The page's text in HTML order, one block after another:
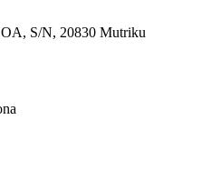
S/N, 20830 Mutriku